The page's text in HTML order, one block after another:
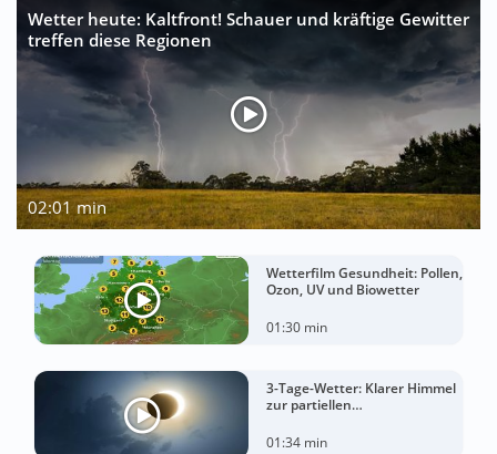
Wetter heute: Kaltfront! Schauer und kräftige Gewitter
treffen diese Regionen
02:01 min
Wetterfilm Gesundheit: Pollen,
Ozon, UV und Biowetter
01:30 min
3-Tage-Wetter: Klarer Himmel
zur partiellen
Mittwoch?
01:34 min